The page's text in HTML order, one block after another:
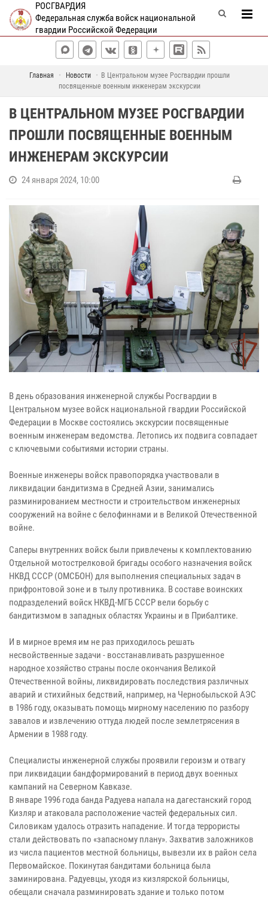
РОСГВАРДИЯ
Федеральная служба войск национальной
гвардии Российской Федерации
Главная Новости
В Центральном музее Росгвардии прошли
посвященные военным инженерам экскурсии
В ЦЕНТРАЛЬНОМ МУЗЕЕ РОСГВАРДИИ
ПРОШЛИ ПОСВЯЩЕННЫЕ ВОЕННЫМ
ИНЖЕНЕРАМ ЭКСКУРСИИ
24 января 2024, 10:00
В день образования инженерной службы Росгвардии в
Центральном музее войск национальной гвардии Российской
Федерации в Москве состоялись экскурсии посвященные
военным инженерам ведомства. Летопись их подвига совпадает
с ключевыми событиями истории страны.
Военные инженеры войск правопорядка участвовали в
ликвидации бандитизма в Средней Азии, занимались
разминированием местности и строительством инженерных
сооружений на войне с белофиннами и в Великой Отечественной
войне.
Саперы внутренних войск были привлечены к комплектованию
Отдельной мотострелковой бригады особого назначения войск
НКВД СССР (ОМСБОН) для выполнения специальных задач в
прифронтовой зоне и в тылу противника. В составе воинских
подразделений войск НКВД-МГБ СССР вели борьбу с
бандитизмом в западных областях Украины и в Прибалтике.
И в мирное время им не раз приходилось решать
несвойственные задачи - восстанавливать разрушенное
народное хозяйство страны после окончания Великой
Отечественной войны, ликвидировать последствия различных
аварий и стихийных бедствий, например, на Чернобыльской АЭС
в 1986 году, оказывать помощь мирному населению по разбору
завалов и извлечению оттуда людей после землетрясения в
Армении в 1988 году.
Специалисты инженерной службы проявили героизм и отвагу
при ликвидации бандформирований в период двух военных
кампаний на Северном Кавказе.
В январе 1996 года банда Радуева напала на дагестанский город
Кизляр и атаковала расположение частей федеральных сил.
Силовикам удалось отразить нападение. И тогда террористы
стали действовать по «запасному плану». Захватив заложников
из числа пациентов местной больницы, вывезли их в район села
Первомайское. Покинутая бандитами больница была
заминирована. Радуевцы, уходя из кизлярской больницы,
обещали сначала разминировать здание и только потом